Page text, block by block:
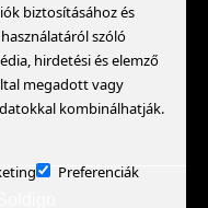
biztosításához és
szóló
hirdetési és elemző
megadott vagy
kombinálhatják.
Preferenciák